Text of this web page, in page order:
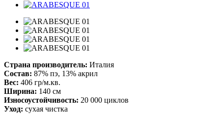
Страна производитель: Италия
Состав: 87% пэ, 13% акрил
Вес: 406 гр/м.кв.
Ширина: 140 см
Износоустойчивость: 20 000 циклов
Уход: сухая чистка